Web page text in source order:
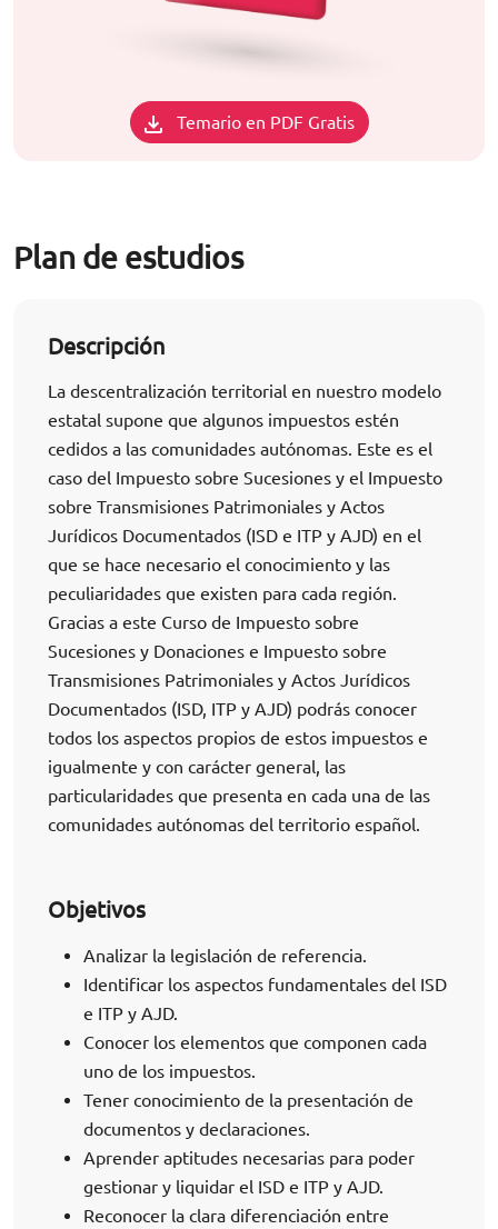
Temario en PDF Gratis
Plan de estudios
Descripción
La descentralización territorial en nuestro modelo
estatal supone que algunos impuestos estén
cedidos a las comunidades autónomas. Este es el
caso del Impuesto sobre Sucesiones y el Impuesto
sobre Transmisiones Patrimoniales y Actos
Jurídicos Documentados (ISD e ITP y AJD) en el
que se hace necesario el conocimiento y las
peculiaridades que existen para cada región.
Gracias a este Curso de Impuesto sobre
Sucesiones y Donaciones e Impuesto sobre
Transmisiones Patrimoniales y Actos Jurídicos
Documentados (ISD, ITP y AJD) podrás conocer
todos los aspectos propios de estos impuestos e
igualmente y con carácter general, las
particularidades que presenta en cada una de las
comunidades autónomas del territorio español.
Objetivos
Analizar la legislación de referencia.
Identificar los aspectos fundamentales del ISD
e ITP y AJD.
Conocer los elementos que componen cada
uno de los impuestos.
Tener conocimiento de la presentación de
documentos y declaraciones.
Aprender aptitudes necesarias para poder
gestionar y liquidar el ISD e ITP y AJD.
Reconocer la clara diferenciación entre